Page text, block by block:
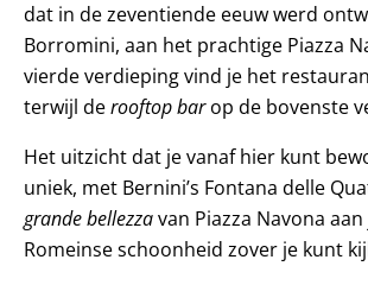
dat in de zeventiende eeuw werd
Borromini, aan het prachtige Piazza
vierde verdieping vind je het
terwijl derooftop barop de bovenste
Het uitzicht dat je vanaf hier kunt
uniek, met Bernini’s Fontana delle
grande bellezzavan Piazza Navona
Romeinse schoonheid zover je kunt